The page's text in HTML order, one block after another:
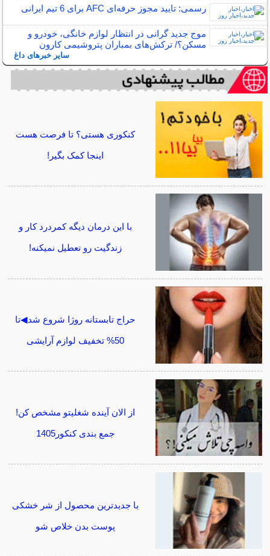
رسمی: تایید مجوز حرفه‌ای AFC برای 6 تیم ایرانی
موج جدید گرانی در انتظار لوازم خانگی، خودرو و
مسکن؟/ ترکش‌های بمباران پتروشیمی کارون
سایر خبرهای داغ
کنکوری هستی؟ تا فرصت هست
اینجا کمک بگیر!
با این درمان دیگه کمردرد کار و
زندگیت رو تعطیل نمیکنه!
حراج تابستانه روژا شروع شد◀تا
50% تخفیف لوازم آرایشی
از الان آینده شغلیتو مشخص کن!
جمع بندی کنکور1405
با جدیدترین محصول از شر خشکی
پوست بدن خلاص شو